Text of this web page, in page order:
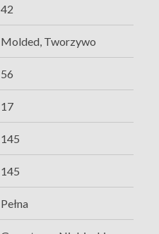
42
Molded, Tworzywo
56
17
145
145
Pełna